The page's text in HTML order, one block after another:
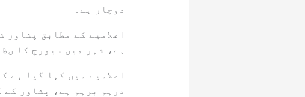
دوچار ہے۔
اعلامیے کے مطابق
ہے، شہر میں سیورج کا
اعلامیے میں کہا گیا
درہم برہم ہے، پشاور کے